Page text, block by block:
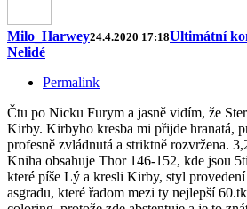
Milo_Harwey24.4.2020 17:18Ultimátní
Nelidé
Permalink
Čtu po Nicku Furym a jasně vidím, že
Kirby. Kirbyho kresba mi přijde hranatá,
profesně zvládnutá a striktně rozvržena.
Kniha obsahuje Thor 146-152, kde jsou
které píše Lý a kresli Kirby, styl
asgradu, které řadom mezi ty nejlepší